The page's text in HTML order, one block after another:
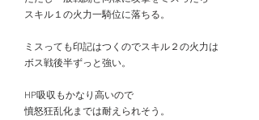
スキル１の火力一騎位に落ちる。
ミスっても印記はつくのでスキル２の火力は
ボス戦後半ずっと強い。
HP吸収もかなり高いので
憤怒狂乱化までは耐えられそう。